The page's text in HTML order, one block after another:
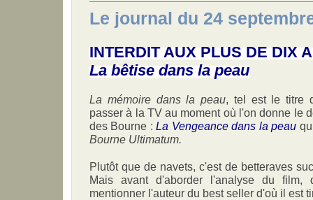
Le journal du 24
INTERDIT AUX PLUS DE DIX
La bêtise dans la peau
La mémoire dans la peau, tel est le titre
passer à la TV au moment où l'on donne le
des Bourne :La Vengeance dans la peau
Bourne Ultimatum.
Plutôt que de navets, c'est de betteraves
Mais avant d'aborder l'analyse du
mentionner l'auteur du best seller d'où il est